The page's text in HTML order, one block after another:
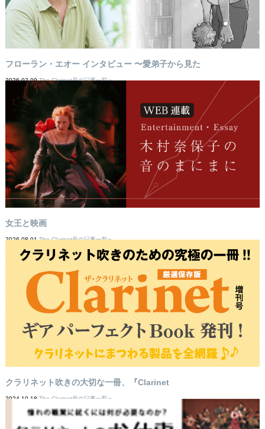
フローラン・エオー インタビュー 〜愛弟子から見た
2026-02-09The Clarinet号の記事一覧へ
女王と映画
2026-08-01The Clarinet号の記事一覧へ
クラリネット吹きの大切な一冊、『Clarinet
2024-10-18 The Clarinet号の記事一覧へ